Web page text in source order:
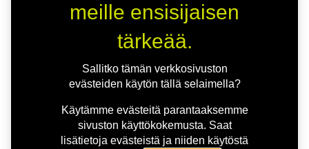
meille ensisijaisen
tärkeää.
Sallitko tämän verkkosivuston
evästeiden käytön tällä selaimella?
Käytämme evästeitä parantaaksemme
sivuston käyttökokemusta. Saat
lisätietoja evästeistä ja niiden käytöstä